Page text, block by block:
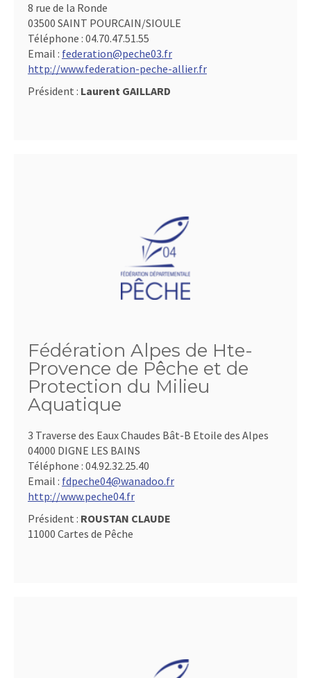
8 rue de la Ronde
03500 SAINT POURCAIN/SIOULE
Téléphone : 04.70.47.51.55
Email : federation@peche03.fr
http://www.federation-peche-allier.fr
Président : Laurent GAILLARD
Fédération Alpes de Hte-
Provence de Pêche et de
Protection du Milieu
Aquatique
3 Traverse des Eaux Chaudes Bât-B Etoile des Alpes
04000 DIGNE LES BAINS
Téléphone : 04.92.32.25.40
Email : fdpeche04@wanadoo.fr
http://www.peche04.fr
Président : ROUSTAN CLAUDE
11000 Cartes de Pêche